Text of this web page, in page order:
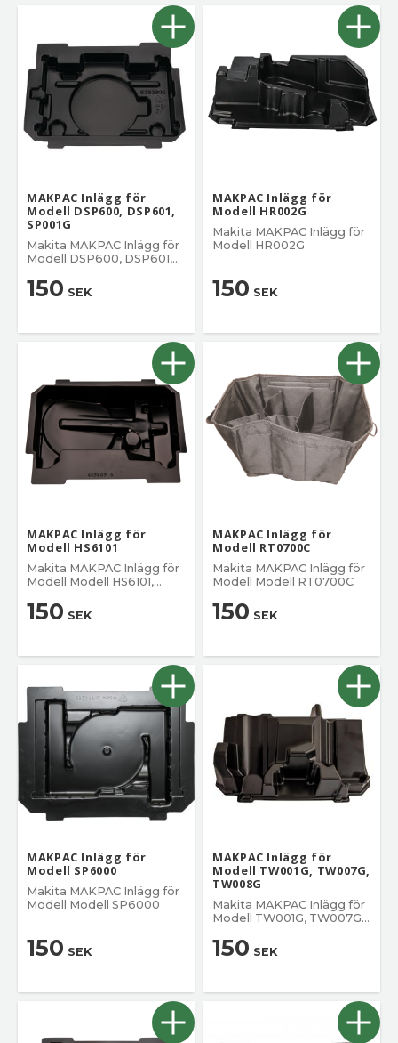
MAKPAC Inlägg för
Modell DSP600, DSP601,
SP001G
Makita MAKPAC Inlägg för
Modell DSP600, DSP601,
150 SEK
MAKPAC Inlägg för
Modell HR002G
Makita MAKPAC Inlägg för
Modell HR002G
150 SEK
MAKPAC Inlägg för
Modell HS6101
Makita MAKPAC Inlägg för
Modell Modell HS6101,
150 SEK
MAKPAC Inlägg för
Modell RT0700C
Makita MAKPAC Inlägg för
Modell Modell RT0700C
150 SEK
MAKPAC Inlägg för
Modell SP6000
Makita MAKPAC Inlägg för
Modell Modell SP6000
150 SEK
MAKPAC Inlägg för
Modell TW001G, TW007G,
TW008G
Makita MAKPAC Inlägg för
Modell TW001G, TW007G,
150 SEK